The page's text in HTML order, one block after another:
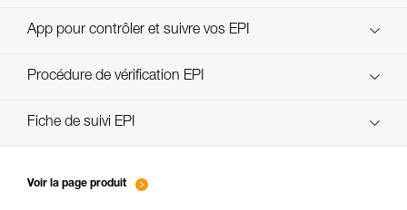
Technical Notice
App pour contrôler et suivre vos EPI
découvrez ePPEcentre
Procédure de vérification EPI
verif-EPI-IDS-IDL-IDevac-RIG-procedure-FR
Fiche de suivi EPI
Voir la page produit